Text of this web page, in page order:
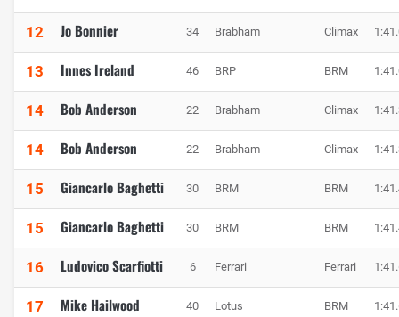
12 Jo Bonnier 34 Brabham Climax
13 Innes Ireland 46 BRP BRM
14 Bob Anderson 22 Brabham Climax
14 Bob Anderson 22 Brabham Climax
15 Giancarlo Baghetti 30 BRM BRM
15 Giancarlo Baghetti 30 BRM BRM
16 Ludovico Scarfiotti 6 Ferrari Ferrari
17 Mike Hailwood 40 Lotus BRM